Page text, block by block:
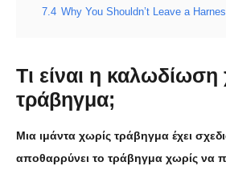
7.4 Why You Shouldn’t Leave a
Τι είναι η καλωδίωση
τράβηγμα;
Μια ιμάντα χωρίς τράβηγμα έχει
αποθαρρύνει το τράβηγμα χωρίς να